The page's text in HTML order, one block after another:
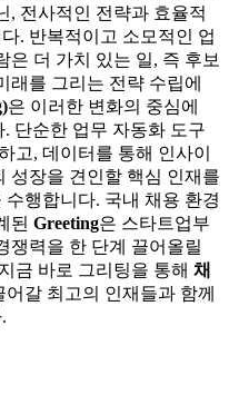
, 전사적인 전략과 효율적
. 반복적이고 소모적인 업
은 더 가치 있는 일, 즉 후보
래를 그리는 전략 수립에
은 이러한 변화의 중심에
단순한 업무 자동화 도구
고, 데이터를 통해 인사이
성장을 견인할 핵심 인재를
행합니다. 국내 채용 환경
된 Greeting은 스타트업부
쟁력을 한 단계 끌어올릴
금 바로 그리팅을 통해 채
갈 최고의 인재들과 함께